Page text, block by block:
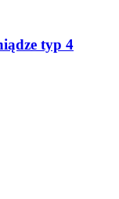
typ 4